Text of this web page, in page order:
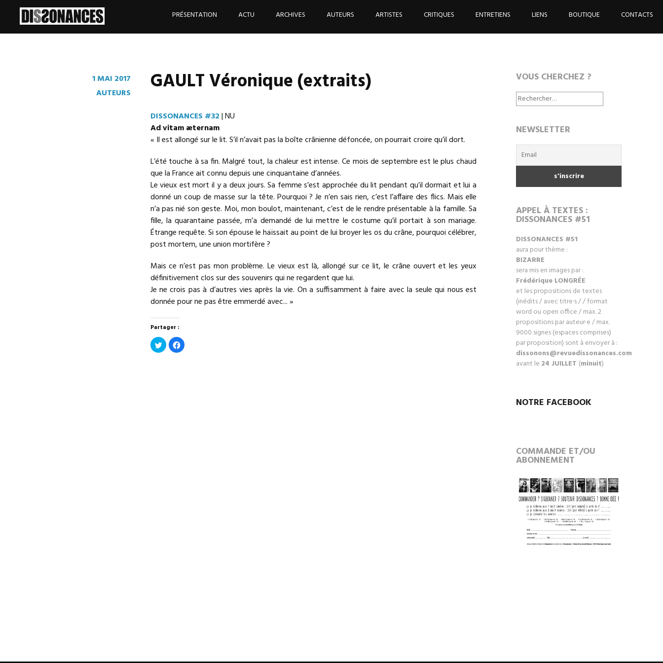
PRÉSENTATION ACTU ARCHIVES AUTEURS ARTISTES CRITIQUES ENTRETIENS LIENS BOUTIQUE CONTACTS
1 MAI 2017
AUTEURS
GAULT Véronique (extraits)
DISSONANCES #32| NU
Ad vitam æternam
« Il est allongé sur le lit. S’il n’avait pas la boîte crânienne défoncée, on pourrait croire qu’il dort.
L’été touche à sa fin. Malgré tout, la chaleur est intense. Ce mois de septembre est le plus chaud
que la France ait connu depuis une cinquantaine d’années.
Le vieux est mort il y a deux jours. Sa femme s’est approchée du lit pendant qu’il dormait et lui a
donné un coup de masse sur la tête. Pourquoi ? Je n’en sais rien, c’est l’affaire des flics. Mais elle
n’a pas nié son geste. Moi, mon boulot, maintenant, c’est de le rendre présentable à la famille. Sa
fille, la quarantaine passée, m’a demandé de lui mettre le costume qu’il portait à son mariage.
Étrange requête. Si son épouse le haïssait au point de lui broyer les os du crâne, pourquoi célébrer,
post mortem, une union mortifère ?
Mais ce n’est pas mon problème. Le vieux est là, allongé sur ce lit, le crâne ouvert et les yeux
définitivement clos sur des souvenirs qui ne regardent que lui.
Je ne crois pas à d’autres vies après la vie. On a suffisamment à faire avec la seule qui nous est
donnée pour ne pas être emmerdé avec... »
Partager :
Cliquez
pour
partager
Cliquez
pour
VOUS CHERCHEZ ?
Rechercher :
NEWSLETTER
APPEL À TEXTES :
DISSONANCES #51
DISSONANCES #51
aura pour thème :
BIZARRE
sera mis en images par :
Frédérique LONGRÉE
et les propositions de textes
(inédits / avec titre·s / / format
word ou open office / max. 2
propositions par auteur·e / max.
9000 signes (espaces comprises)
par proposition) sont à envoyer à :
dissonons@revuedissonances.com
avant le 24 JUILLET (minuit)
NOTRE FACEBOOK
COMMANDE ET/OU
ABONNEMENT